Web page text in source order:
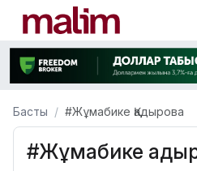
Басты #Жұмабике Қадырова
#Жұмабике